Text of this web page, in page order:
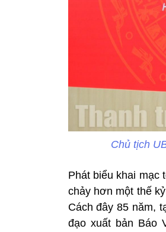
Chủ tịch
Phát biểu khai mạc
chảy hơn một thế
Cách đây 85 năm,
đạo xuất bản Báo